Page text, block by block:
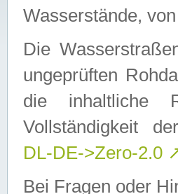
Wasserstände,
Die
ungeprüften
die inhaltliche
Vollständigkeit
DL-DE->Zero-2.0
Bei Fragen oder